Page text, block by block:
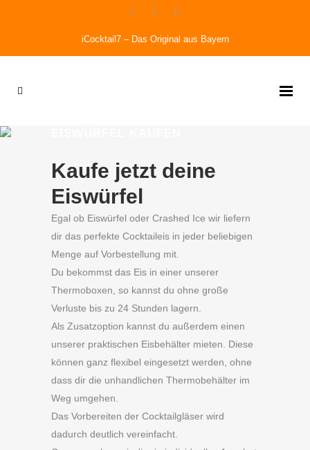
iCocktail7 – Das Original aus Bayern
Kaufe jetzt deine
Eiswürfel
Egal ob Eiswürfel oder Crashed Ice wir liefern
dir das perfekte Cocktaileis in jeder beliebigen
Menge auf Vorbestellung mit.
Du bekommst das Eis in einer unserer
Thermoboxen, so kannst du ohne große
Verluste bis zu 24 Stunden lagern.
Als Zusatzoption kannst du außerdem einen
unserer praktischen Eisbehälter mieten. Diese
können ganz flexibel eingesetzt werden, ohne
dass dir die unhandlichen Thermobehälter im
Weg umgehen.
Das Vorbereiten der Cocktailgläser wird
dadurch deutlich vereinfacht.